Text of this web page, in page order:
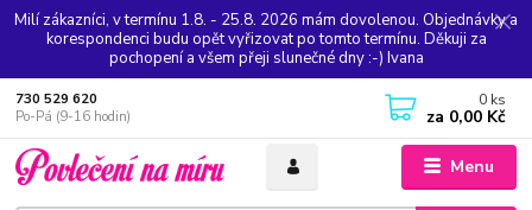
Milí zákazníci, v termínu 1.8. - 25.8. 2026 mám dovolenou. Objednávky a
korespondenci budu opět vyřizovat po tomto termínu. Děkuji za
pochopení a všem přeji slunečné dny :-) Ivana
Menu
730 529 620
Po-Pá (9-16 hodin)
0 ks
za 0,00 Kč